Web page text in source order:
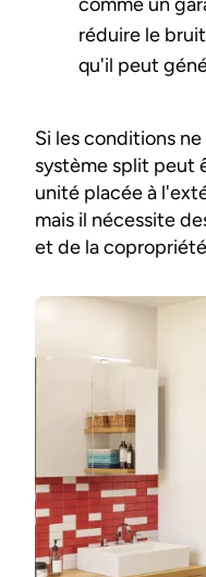
réduire le
qu'il peut
Si les conditions
système split peut
unité placée à
mais il nécessite
et de la